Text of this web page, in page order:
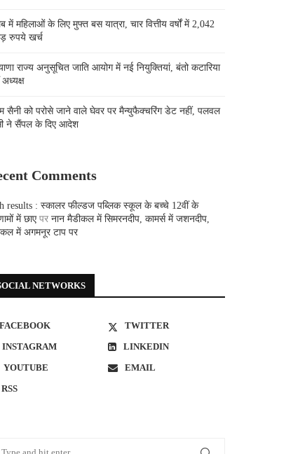
में महिलाओं के लिए मुफ्त बस यात्रा, चार वित्तीय वर्षों में 2,042
रुपये खर्च
राज्य अनुसूचित जाति आयोग में नई नियुक्तियां, बंतो कटारिया
अध्यक्ष
सैनी को परोसे जाने वाले घेवर पर मैन्युफैक्चरिंग डेट नहीं, पलवल
ने सैंपल के दिए आदेश
Comments
results : स्कालर फील्डज पब्लिक स्कूल के बच्चे 12वीं के
में छाएपर नान मैडीकल में सिमरनदीप, कामर्स में जशनदीप,
में अगमनूर टाप पर
NETWORKS
FACEBOOK
TWITTER
INSTAGRAM
LINKEDIN
YOUTUBE
EMAIL
RSS